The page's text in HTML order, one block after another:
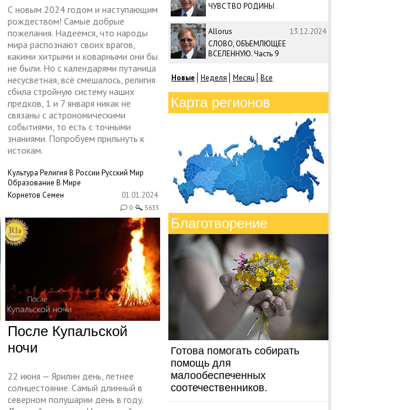
С новым 2024 годом и наступающим
рождеством! Самые добрые
пожелания. Надеемся, что народы
мира распознают своих врагов,
какими хитрыми и коварными они бы
не были. Но с календарями путаница
несусветная, всё смешалось, религия
сбила стройную систему наших
предков, 1 и 7 января никак не
связаны с астрономическими
событиями, то есть с точными
знаниями. Попробуем прильнуть к
истокам.
Культура Религия В России Русский Мир
Образование В Мире
Корнетов Семен
01.01.2024
0 5633
После Купальской
ночи
22 июня — Ярилин день, летнее
солнцестояние. Самый длинный в
северном полушарии день в году.
ЧУВСТВО РОДИНЫ
Allorus
13.12.2024
СЛОВО, ОБЪЕМЛЮЩЕЕ
ВСЕЛЕННУЮ. Часть 9
Новые Неделя Месяц Все
Карта регионов
Благотворение
Готова помогать собирать
помощь для
малообеспеченных
соотечественников.